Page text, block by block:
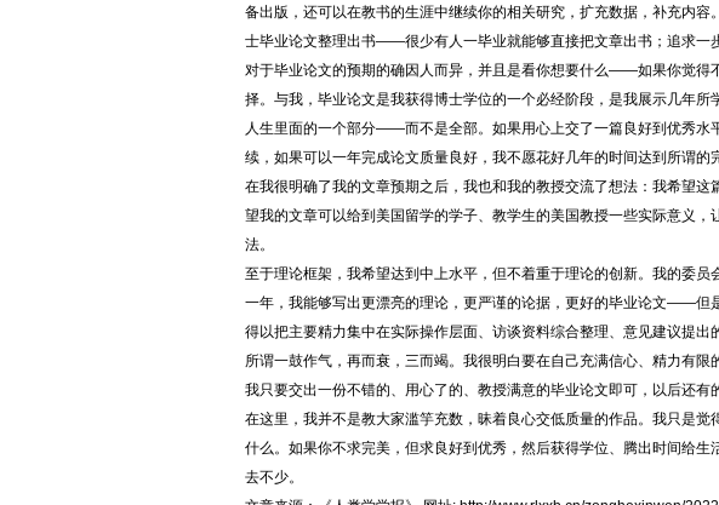
备出版，还可以在教书的生涯中继续你的相关研究，扩充数据，补充内
士毕业论文整理出书——很少有人一毕业就能够直接把文章出书；追求一
对于毕业论文的预期的确因人而异，并且是看你想要什么——如果你觉得
择。与我，毕业论文是我获得博士学位的一个必经阶段，是我展示几年
人生里面的一个部分——而不是全部。如果用心上交了一篇良好到优秀水
续，如果可以一年完成论文质量良好，我不愿花好几年的时间达到所谓
在我很明确了我的文章预期之后，我也和我的教授交流了想法：我希望
望我的文章可以给到美国留学的学子、教学生的美国教授一些实际意义
法。
至于理论框架，我希望达到中上水平，但不着重于理论的创新。我的委
一年，我能够写出更漂亮的理论，更严谨的论据，更好的毕业论文——但
得以把主要精力集中在实际操作层面、访谈资料综合整理、意见建议提出
所谓一鼓作气，再而衰，三而竭。我很明白要在自己充满信心、精力有限
我只要交出一份不错的、用心了的、教授满意的毕业论文即可，以后还有
在这里，我并不是教大家滥竽充数，昧着良心交低质量的作品。我只是
什么。如果你不求完美，但求良好到优秀，然后获得学位、腾出时间给
去不少。